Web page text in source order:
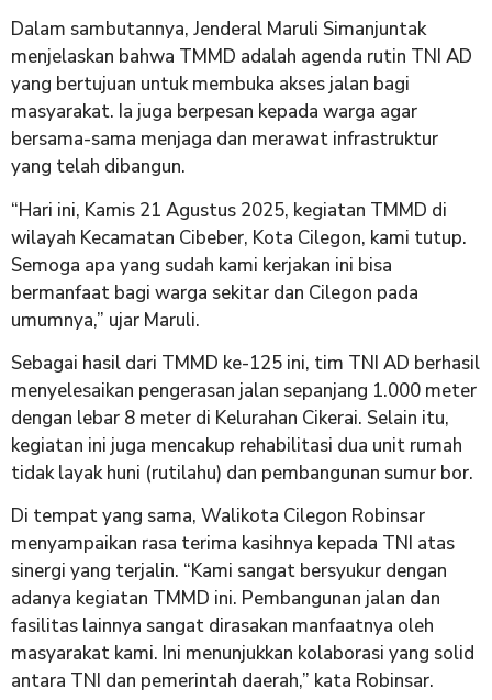
​Dalam sambutannya, Jenderal Maruli Simanjuntak
menjelaskan bahwa TMMD adalah agenda rutin TNI AD
yang bertujuan untuk membuka akses jalan bagi
masyarakat. Ia juga berpesan kepada warga agar
bersama-sama menjaga dan merawat infrastruktur
yang telah dibangun.
​“Hari ini, Kamis 21 Agustus 2025, kegiatan TMMD di
wilayah Kecamatan Cibeber, Kota Cilegon, kami tutup.
Semoga apa yang sudah kami kerjakan ini bisa
bermanfaat bagi warga sekitar dan Cilegon pada
umumnya,” ujar Maruli.
​Sebagai hasil dari TMMD ke-125 ini, tim TNI AD berhasil
menyelesaikan pengerasan jalan sepanjang 1.000 meter
dengan lebar 8 meter di Kelurahan Cikerai. Selain itu,
kegiatan ini juga mencakup rehabilitasi dua unit rumah
tidak layak huni (rutilahu) dan pembangunan sumur bor.
​Di tempat yang sama, Walikota Cilegon Robinsar
menyampaikan rasa terima kasihnya kepada TNI atas
sinergi yang terjalin. “Kami sangat bersyukur dengan
adanya kegiatan TMMD ini. Pembangunan jalan dan
fasilitas lainnya sangat dirasakan manfaatnya oleh
masyarakat kami. Ini menunjukkan kolaborasi yang solid
antara TNI dan pemerintah daerah,” kata Robinsar.